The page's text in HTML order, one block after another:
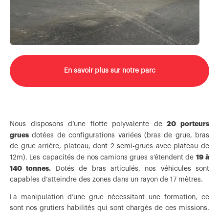
En savoir plus sur notre parc
Nous disposons d’une flotte polyvalente de20 porteurs
grues dotées de configurations variées (bras de grue, bras
de grue arrière, plateau, dont 2 semi-grues avec plateau de
12m). Les capacités de nos camions grues s’étendent de 19 à
140 tonnes. Dotés de bras articulés, nos véhicules sont
capables d’atteindre des zones dans un rayon de 17 mètres.
La manipulation d’une grue nécessitant une formation, ce
sont nos grutiers habilités qui sont chargés de ces missions.